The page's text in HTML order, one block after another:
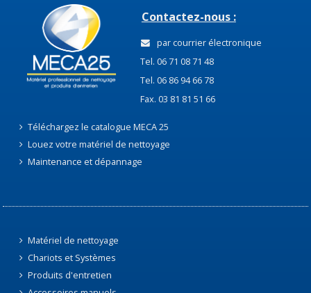
Contactez-nous :
par courrier électronique
Tel. 06 71 08 71 48
Tel. 06 86 94 66 78
Fax. 03 81 81 51 66
Téléchargez le catalogue MECA 25
Louez votre matériel de nettoyage
Maintenance et dépannage
Matériel de nettoyage
Chariots et Systèmes
Produits d'entretien